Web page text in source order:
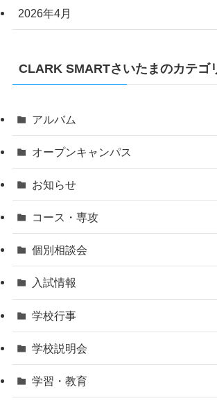
2026年4月
CLARK SMARTさいたまのカテゴ
アルバム
オープンキャンパス
お知らせ
コース・専攻
個別相談会
入試情報
学校行事
学校説明会
学習・教育